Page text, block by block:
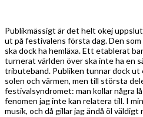
Publikmässigt är det helt okej
ut på festivalens första dag. Den
ska dock ha hemläxa. Ett etablerat
turnerat världen över ska inte ha en
tributeband. Publiken tunnar dock ut
solen och värmen, men till största
festivalsyndromet: man kollar några
fenomen jag inte kan relatera till. I
musik, och då gillar jag ändå öl väldigt